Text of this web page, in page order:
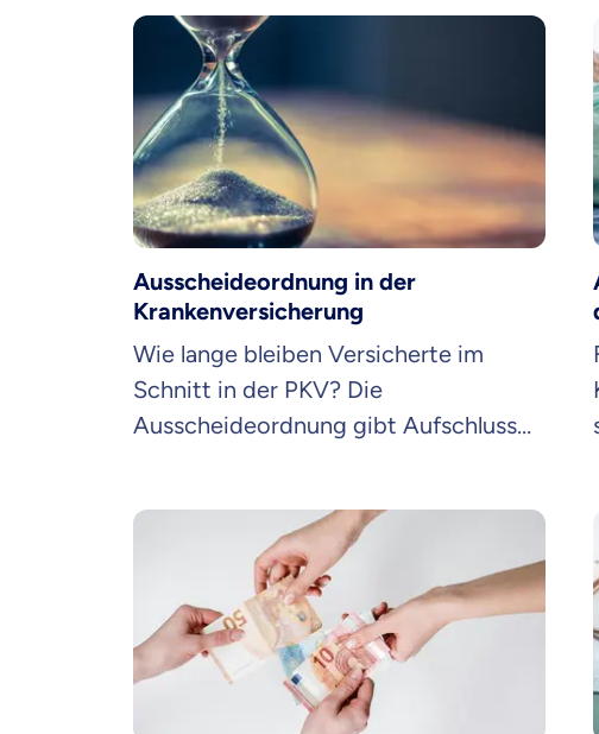
Ausscheideordnung in der
Krankenversicherung
Wie lange bleiben Versicherte im
Schnitt in der PKV? Die
Ausscheideordnung gibt Aufschluss
Wozu dürfen wir dich
Versicherungsprodukt wählen